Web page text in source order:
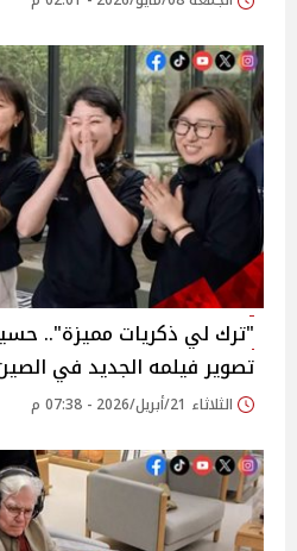
"ترك لي ذكريات مميزة"..
تصوير فيلمه الجديد في
الثلاثاء 21/أبريل/2026 - 07:38 م